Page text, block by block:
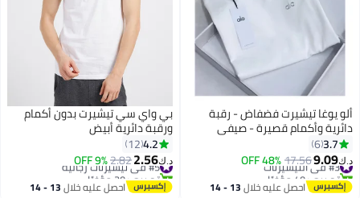
ألو يوغا تيشيرت فضفاض - رقبة
دائرية وأكمام قصيرة - صيفي
بأكمام قصيرة
3.7
6
د.ك‏9.09
17.56
48% OFF #3 في التيشيرتات
تم بيع +40 مؤخرًا
#3 في التيشيرتات احصل عليه خلال 13 - 14
بي واي سي تيشيرت بدون أكمام
ورقبة دائرية أبيض
4.2
12
د.ك‏2.56
2.82
9% OFF #5 في تيشيرتات رجالية
تم بيع +20 مؤخرًا
#5 في تيشيرتات رجالية احصل عليه خلال 13 - 14